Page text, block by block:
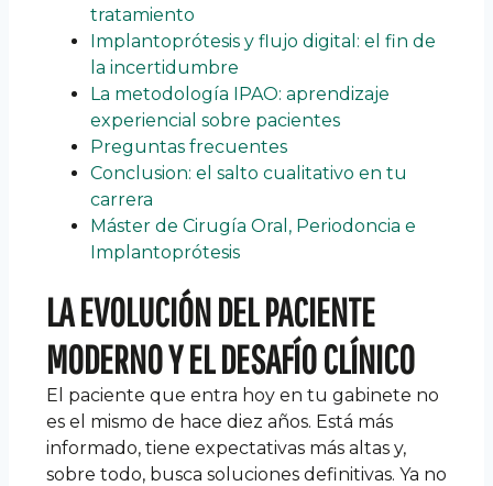
tratamiento
Implantoprótesis y flujo digital: el fin de
la incertidumbre
La metodología IPAO: aprendizaje
experiencial sobre pacientes
Preguntas frecuentes
Conclusion: el salto cualitativo en tu
carrera
Máster de Cirugía Oral, Periodoncia e
Implantoprótesis
LA EVOLUCIÓN DEL PACIENTE
MODERNO Y EL DESAFÍO CLÍNICO
El paciente que entra hoy en tu gabinete no
es el mismo de hace diez años. Está más
informado, tiene expectativas más altas y,
sobre todo, busca soluciones definitivas. Ya no